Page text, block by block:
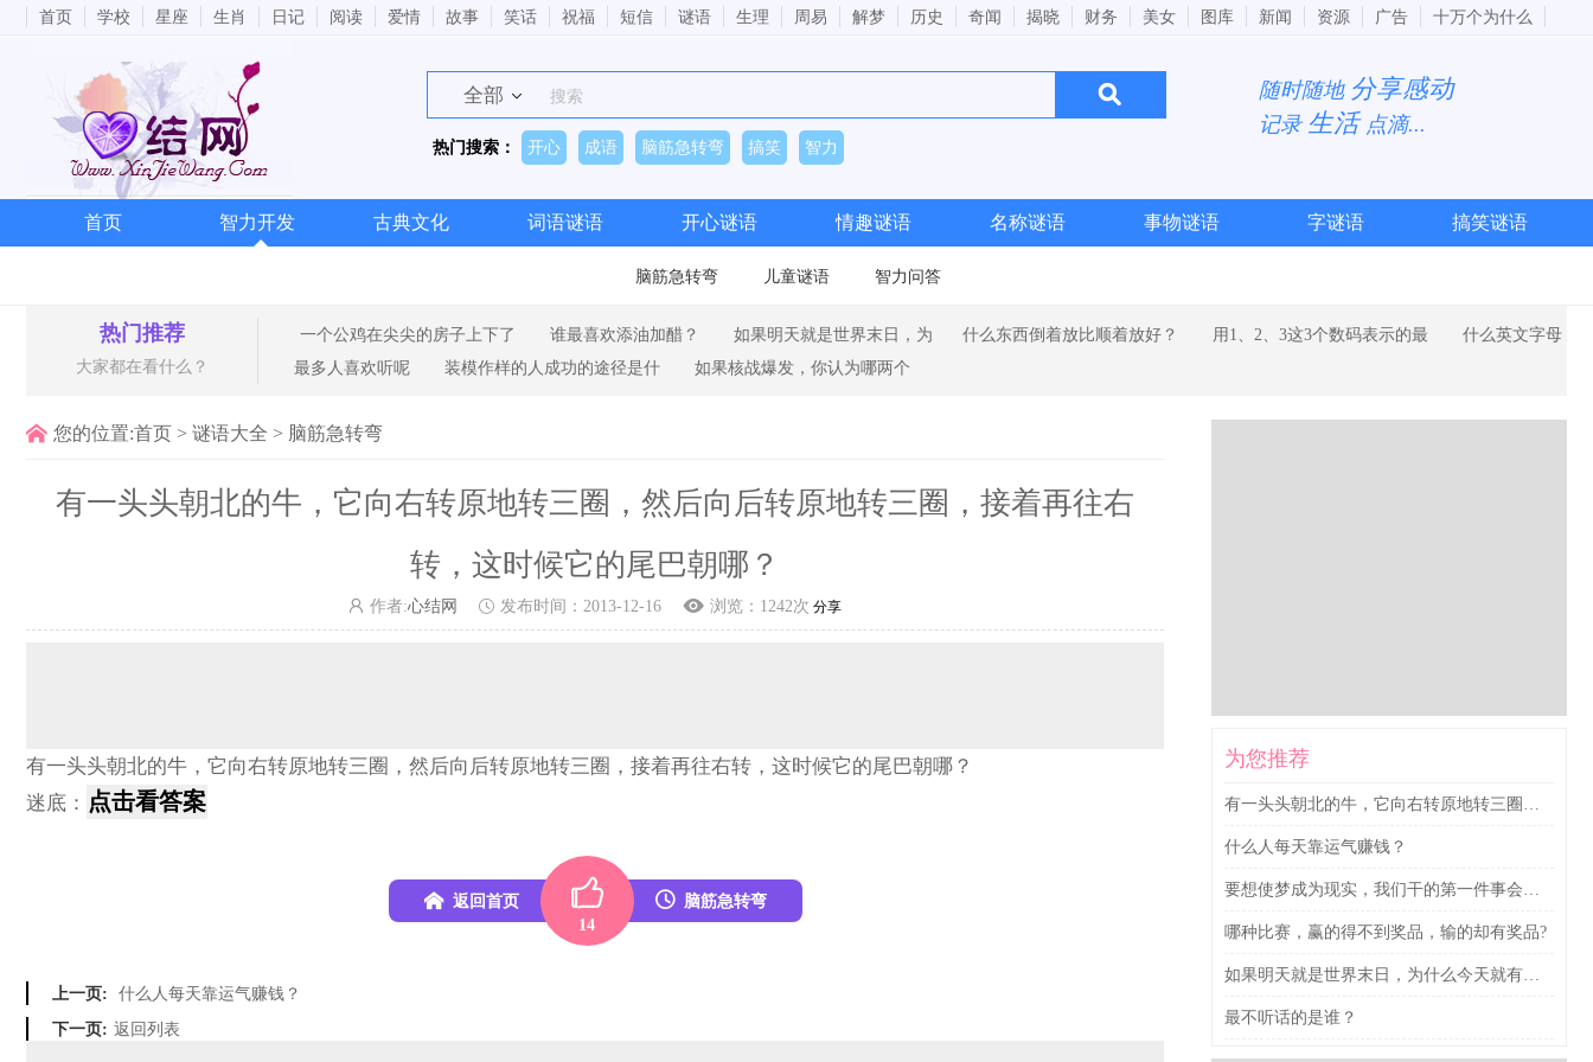
首页 学校 星座 生肖 日记 阅读 爱情 故事 笑话 祝福 短信 谜语 生理 周易 解梦 历史 奇闻 揭晓 财务 美女 图库 新闻 资源 广告 十万个为什么
全部
热门搜索： 开心 成语 脑筋急转弯 搞笑 智力
随时随地 分享感动
记录 生活 点滴...
首页 智力开发
脑筋急转弯 儿童谜语 智力问答
古典文化
诗文谜语 成语谜语 数字谜语
词语谜语 开心谜语 情趣谜语 名称谜语 事物谜语 字谜语 搞笑谜语
热门推荐
大家都在看什么？
一个公鸡在尖尖的房子上下了 谁最喜欢添油加醋？ 如果明天就是世界末日，为 什么东西倒着放比顺着放好？ 用1、2、3这3个数码表示的最
什么英文字母
最多人喜欢听呢
装模作样的人成功的途径是什 如果核战爆发，你认为哪两个
您的位置:首页 > 谜语大全 > 脑筋急转弯
有一头头朝北的牛，它向右转原地转三圈，然后向后转原地转三圈，接着再往右
转，这时候它的尾巴朝哪？
作者:心结网 发布时间： 2013-12-16 浏览： 1242次 分享
有一头头朝北的牛，它向右转原地转三圈，然后向后转原地转三圈，接着再往右转，这时候它的尾巴朝哪？
迷底：
返回首页
14
脑筋急转弯
上一页: 什么人每天靠运气赚钱？
下一页: 返回列表
为您推荐
什么人每天靠运气赚钱？
哪种比赛，赢的得不到奖品，输的却有奖品?
最不听话的是谁？